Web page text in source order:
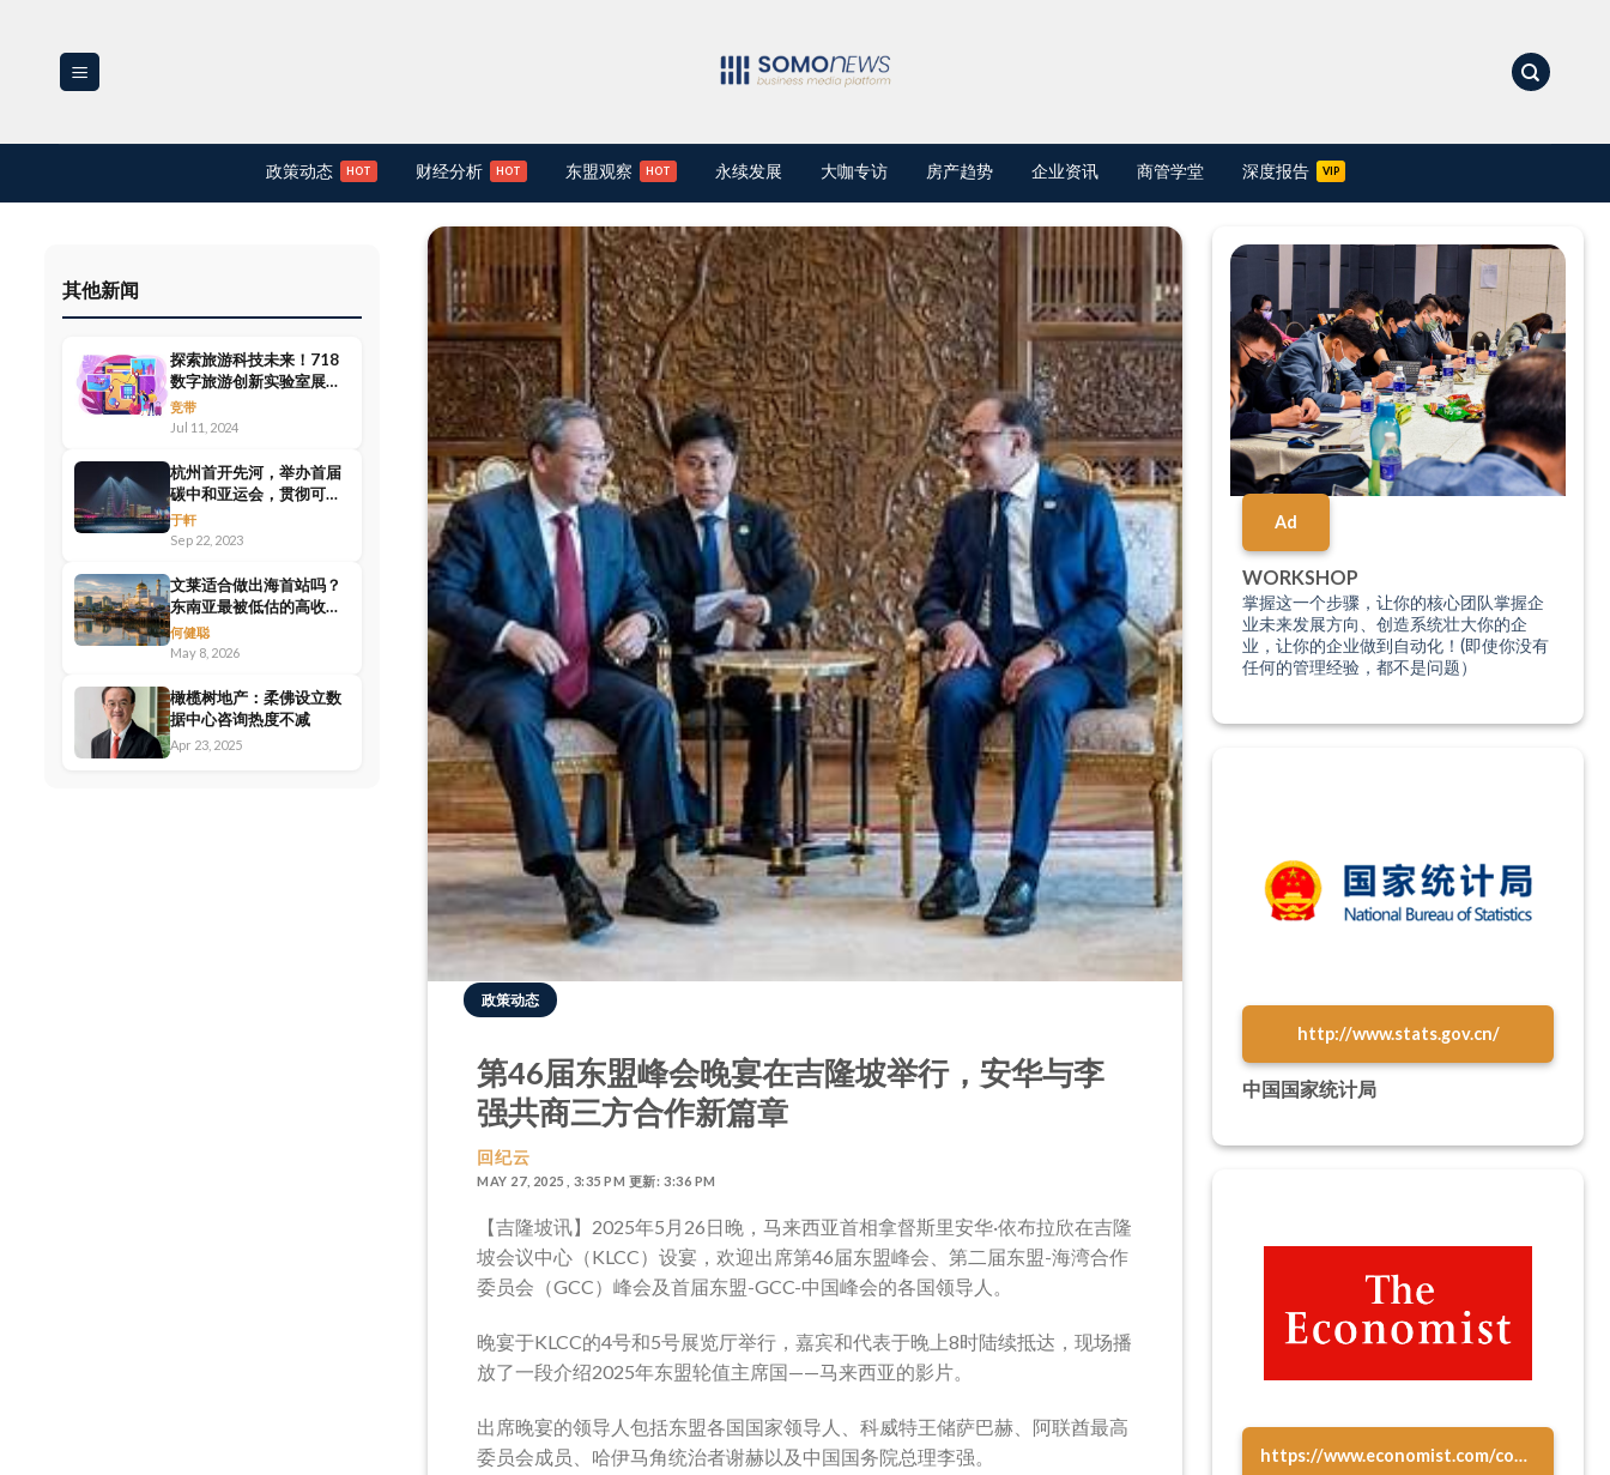
政策动态 财经分析 东盟观察 永续发展 大咖专访 房产趋势 企业资讯 商管学堂 深度报告
其他新闻
探索旅游科技未来！718
数字旅游创新实验室展示
日
竞带
Jul 11, 2024
杭州首开先河，举办首届
碳中和亚运会，贯彻可持
续理念，回归最原始体验
于軒
Sep 22, 2023
文莱适合做出海首站吗？
东南亚最被低估的高收入
市场
何健聪
May 8, 2026
橄榄树地产：柔佛设立数
据中心咨询热度不减
Apr 23, 2025
政策动态
第46届东盟峰会晚宴在吉隆坡举行，安华与李
强共商三方合作新篇章
回纪云
MAY 27, 2025 , 3:35 PM 更新: 3:36 PM
【吉隆坡讯】2025年5月26日晚，马来西亚首相拿督斯里安华·依布拉欣在吉隆
坡会议中心（KLCC）设宴，欢迎出席第46届东盟峰会、第二届东盟-海湾合作
委员会（GCC）峰会及首届东盟-GCC-中国峰会的各国领导人。
晚宴于KLCC的4号和5号展览厅举行，嘉宾和代表于晚上8时陆续抵达，现场播
放了一段介绍2025年东盟轮值主席国——马来西亚的影片。
出席晚宴的领导人包括东盟各国国家领导人、科威特王储萨巴赫、阿联酋最高
委员会成员、哈伊马角统治者谢赫以及中国国务院总理李强。
Ad
WORKSHOP
掌握这一个步骤，让你的核心团队掌握企
业未来发展方向、创造系统壮大你的企
业，让你的企业做到自动化！(即使你没有
任何的管理经验，都不是问题）
http://www.stats.gov.cn/
中国国家统计局
https://www.economist.com/content/global_debt_clock